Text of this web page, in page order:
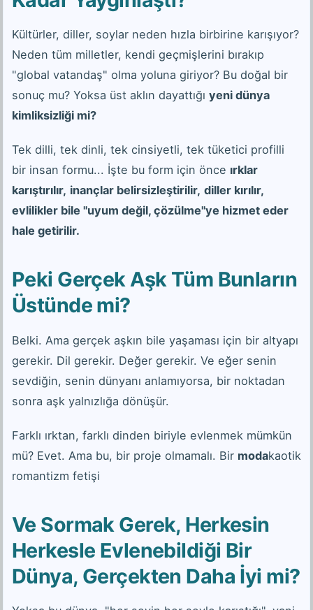
Kültürler, diller, soylar neden hızla birbirine karışıyor?
Neden tüm milletler, kendi geçmişlerini bırakıp
"global vatandaş" olma yoluna giriyor? Bu doğal bir
sonuç mu? Yoksa üst aklın dayattığı yeni dünya
kimliksizliği mi?
Tek dilli, tek dinli, tek cinsiyetli, tek tüketici profilli
bir insan formu... İşte bu form için önce ırklar
karıştırılır, inançlar belirsizleştirilir, diller kırılır,
evlilikler bile "uyum değil, çözülme"ye hizmet eder
hale getirilir.
Peki Gerçek Aşk Tüm Bunların
Üstünde mi?
Belki. Ama gerçek aşkın bile yaşaması için bir altyapı
gerekir. Dil gerekir. Değer gerekir. Ve eğer senin
sevdiğin, senin dünyanı anlamıyorsa, bir noktadan
sonra aşk yalnızlığa dönüşür.
Farklı ırktan, farklı dinden biriyle evlenmek mümkün
mü? Evet. Ama bu, bir proje olmamalı. Bir modakaotik
romantizm fetişi
Ve Sormak Gerek, Herkesin
Herkesle Evlenebildiği Bir
Dünya, Gerçekten Daha İyi mi?